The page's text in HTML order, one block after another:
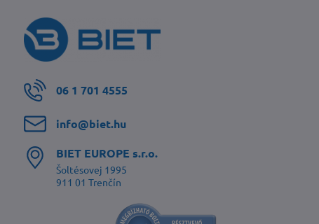
06 1 701 4555
info​@biet​.hu
BIET EUROPE s​.r​.o​.
Šoltésovej 1995
911 01 Trenčín